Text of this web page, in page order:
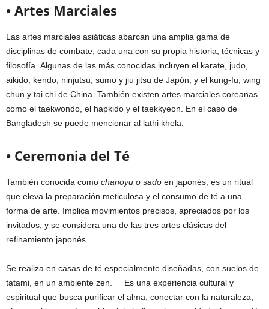
• Artes Marciales
Las artes marciales asiáticas abarcan una amplia gama de
disciplinas de combate, cada una con su propia historia, técnicas y
filosofía. Algunas de las más conocidas incluyen el karate, judo,
aikido, kendo, ninjutsu, sumo y jiu jitsu de Japón; y el kung-fu, wing
chun y tai chi de China. También existen artes marciales coreanas
como el taekwondo, el hapkido y el taekkyeon. En el caso de
Bangladesh se puede mencionar al lathi khela.
• Ceremonia del Té
También conocida como chanoyu o sado en japonés, es un ritual
que eleva la preparación meticulosa y el consumo de té a una
forma de arte. Implica movimientos precisos, apreciados por los
invitados, y se considera una de las tres artes clásicas del
refinamiento japonés.
Se realiza en casas de té especialmente diseñadas, con suelos de
tatami, en un ambiente zen. Es una experiencia cultural y
espiritual que busca purificar el alma, conectar con la naturaleza,